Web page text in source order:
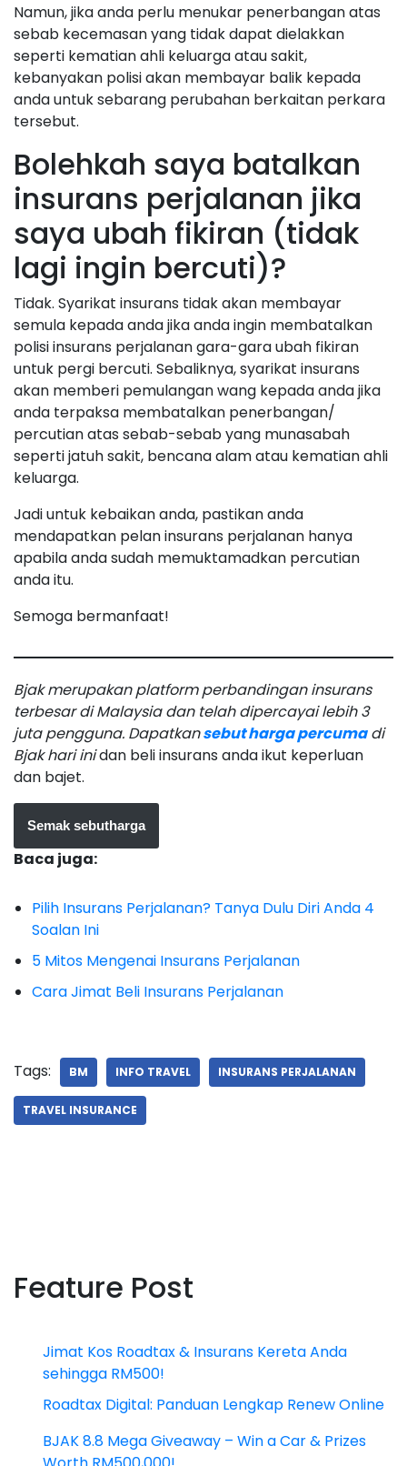
Namun, jika anda perlu menukar penerbangan atas
sebab kecemasan yang tidak dapat dielakkan
seperti kematian ahli keluarga atau sakit,
kebanyakan polisi akan membayar balik kepada
anda untuk sebarang perubahan berkaitan perkara
tersebut.
Bolehkah saya batalkan
insurans perjalanan jika
saya ubah fikiran (tidak
lagi ingin bercuti)?
Tidak. Syarikat insurans tidak akan membayar
semula kepada anda jika anda ingin membatalkan
polisi insurans perjalanan gara-gara ubah fikiran
untuk pergi bercuti. Sebaliknya, syarikat insurans
akan memberi pemulangan wang kepada anda jika
anda terpaksa membatalkan penerbangan/
percutian atas sebab-sebab yang munasabah
seperti jatuh sakit, bencana alam atau kematian ahli
keluarga.
Jadi untuk kebaikan anda, pastikan anda
mendapatkan pelan insurans perjalanan hanya
apabila anda sudah memuktamadkan percutian
anda itu.
Semoga bermanfaat!
Bjak merupakan platform perbandingan insurans
terbesar di Malaysia dan telah dipercayai lebih 3
juta pengguna. Dapatkansebut harga percumadi
Bjak hari inidan beli insurans anda ikut keperluan
dan bajet.
Semak sebutharga
Baca juga:
Pilih Insurans Perjalanan? Tanya Dulu Diri Anda 4
Soalan Ini
5 Mitos Mengenai Insurans Perjalanan
Cara Jimat Beli Insurans Perjalanan
Tags: BM INFO TRAVEL INSURANS PERJALANAN
TRAVEL INSURANCE
Feature Post
Jimat Kos Roadtax & Insurans Kereta Anda
sehingga RM500!
Roadtax Digital: Panduan Lengkap Renew Online
BJAK 8.8 Mega Giveaway – Win a Car & Prizes